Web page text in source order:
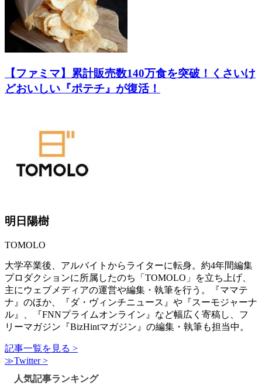
【ファミマ】累計販売数140万食を突破！くさいけ
どおいしい『ポテチ』が復活！
明日陽樹
TOMOLO
大学卒業後、アルバイトからライターに転身。約4年間編集
プロダクションに所属したのち「TOMOLO」を立ち上げ、
主にウェブメディアの運営や編集・執筆を行う。『ママテ
ナ』のほか、『ダ・ヴィンチニュース』や『スーモジャーナ
ル』、『FNNプライムオンライン』など幅広く寄稿し、フ
リーマガジン『BizHintマガジン』の編集・執筆も担当中。
記事一覧を見る >
≫Twitter >
人気記事ランキング